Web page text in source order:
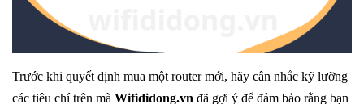
Trước khi quyết định mua một router mới, hãy cân nhắc kỹ lưỡng
các tiêu chí trên mà Wifididong.vn đã gợi ý để đảm bảo rằng bạn